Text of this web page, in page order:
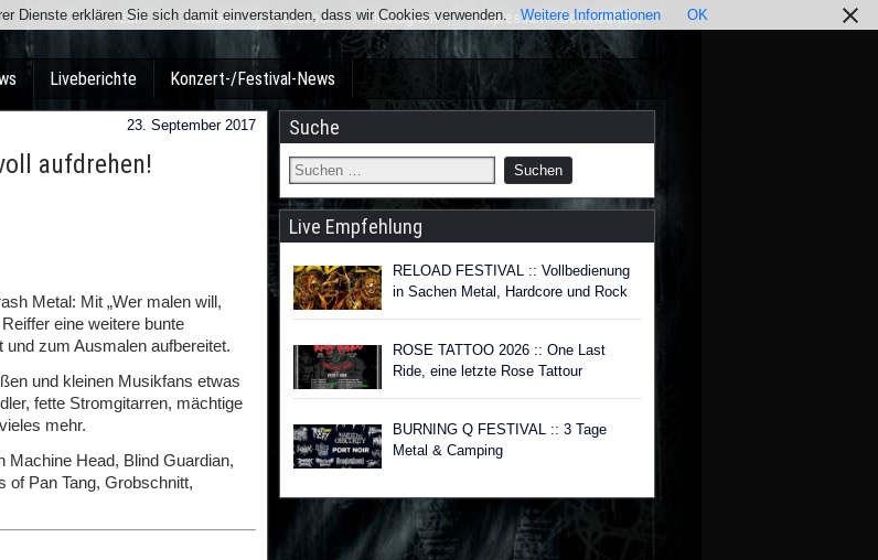
Team Kontakt Facebook Instagram Impressum / Datenschutz
Liveberichte Konzert-/Festival-News
23. September 2017
aufdrehen!
Metal: Mit „Wer malen will,
eine weitere bunte
zum Ausmalen aufbereitet.
und kleinen Musikfans etwas
fette Stromgitarren, mächtige
mehr.
Machine Head, Blind Guardian,
of Pan Tang, Grobschnitt,
Suche
Live Empfehlung
RELOAD FESTIVAL :: Vollbedienung
in Sachen Metal, Hardcore und Rock
ROSE TATTOO 2026 :: One Last
Ride, eine letzte Rose Tattour
BURNING Q FESTIVAL :: 3 Tage
Metal & Camping
Dienste erklären Sie sich damit einverstanden, dass wir Cookies verwenden. Weitere Informationen OK